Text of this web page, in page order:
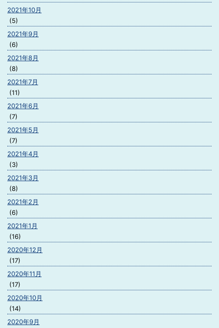
2021年10月
(5)
2021年9月
(6)
2021年8月
(8)
2021年7月
(11)
2021年6月
(7)
2021年5月
(7)
2021年4月
(3)
2021年3月
(8)
2021年2月
(6)
2021年1月
(16)
2020年12月
(17)
2020年11月
(17)
2020年10月
(14)
2020年9月